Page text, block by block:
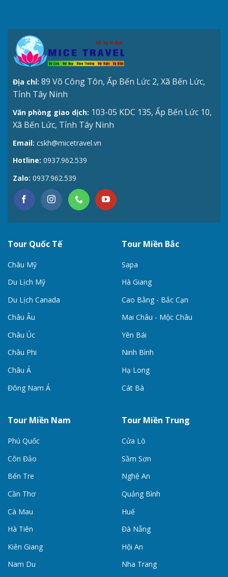
Địa chỉ: 89 Võ Công Tôn, Ấp Bến Lức 2, Xã Bến Lức,
Tỉnh Tây Ninh
Văn phòng giao dịch: 103-05 KDC 135, Ấp Bến Lức 10,
Xã Bến Lức, Tỉnh Tây Ninh
Email: cskh@micetravel.vn
Hotline: 0937.962.539
Zalo: 0937.962.539
Tour Quốc Tế
Châu Mỹ
Du Lịch Mỹ
Du Lịch Canada
Châu Âu
Châu Úc
Châu Phi
Châu Á
Đông Nam Á
Tour Miền Bắc
Sapa
Hà Giang
Cao Bằng - Bắc Cạn
Mai Châu - Mộc Châu
Yên Bái
Ninh Bình
Hạ Long
Cát Bà
Tour Miền Nam
Phú Quốc
Côn Đảo
Bến Tre
Cần Thơ
Cà Mau
Hà Tiên
Kiên Giang
Nam Du
Tour Miền Trung
Cửa Lò
Sầm Sơn
Nghệ An
Quảng Bình
Huế
Đà Nẵng
Hội An
Nha Trang